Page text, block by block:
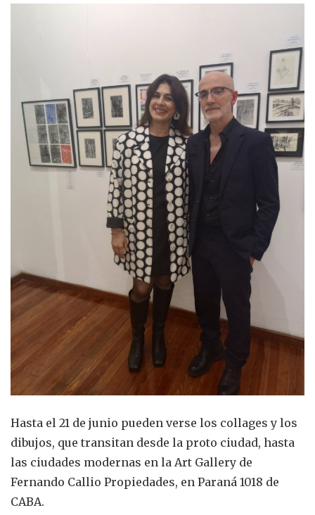
Hasta el 21 de junio pueden verse los collages y los
dibujos, que transitan desde la proto ciudad, hasta
las ciudades modernas en la Art Gallery de
Fernando Callio Propiedades, en Paraná 1018 de
CABA.